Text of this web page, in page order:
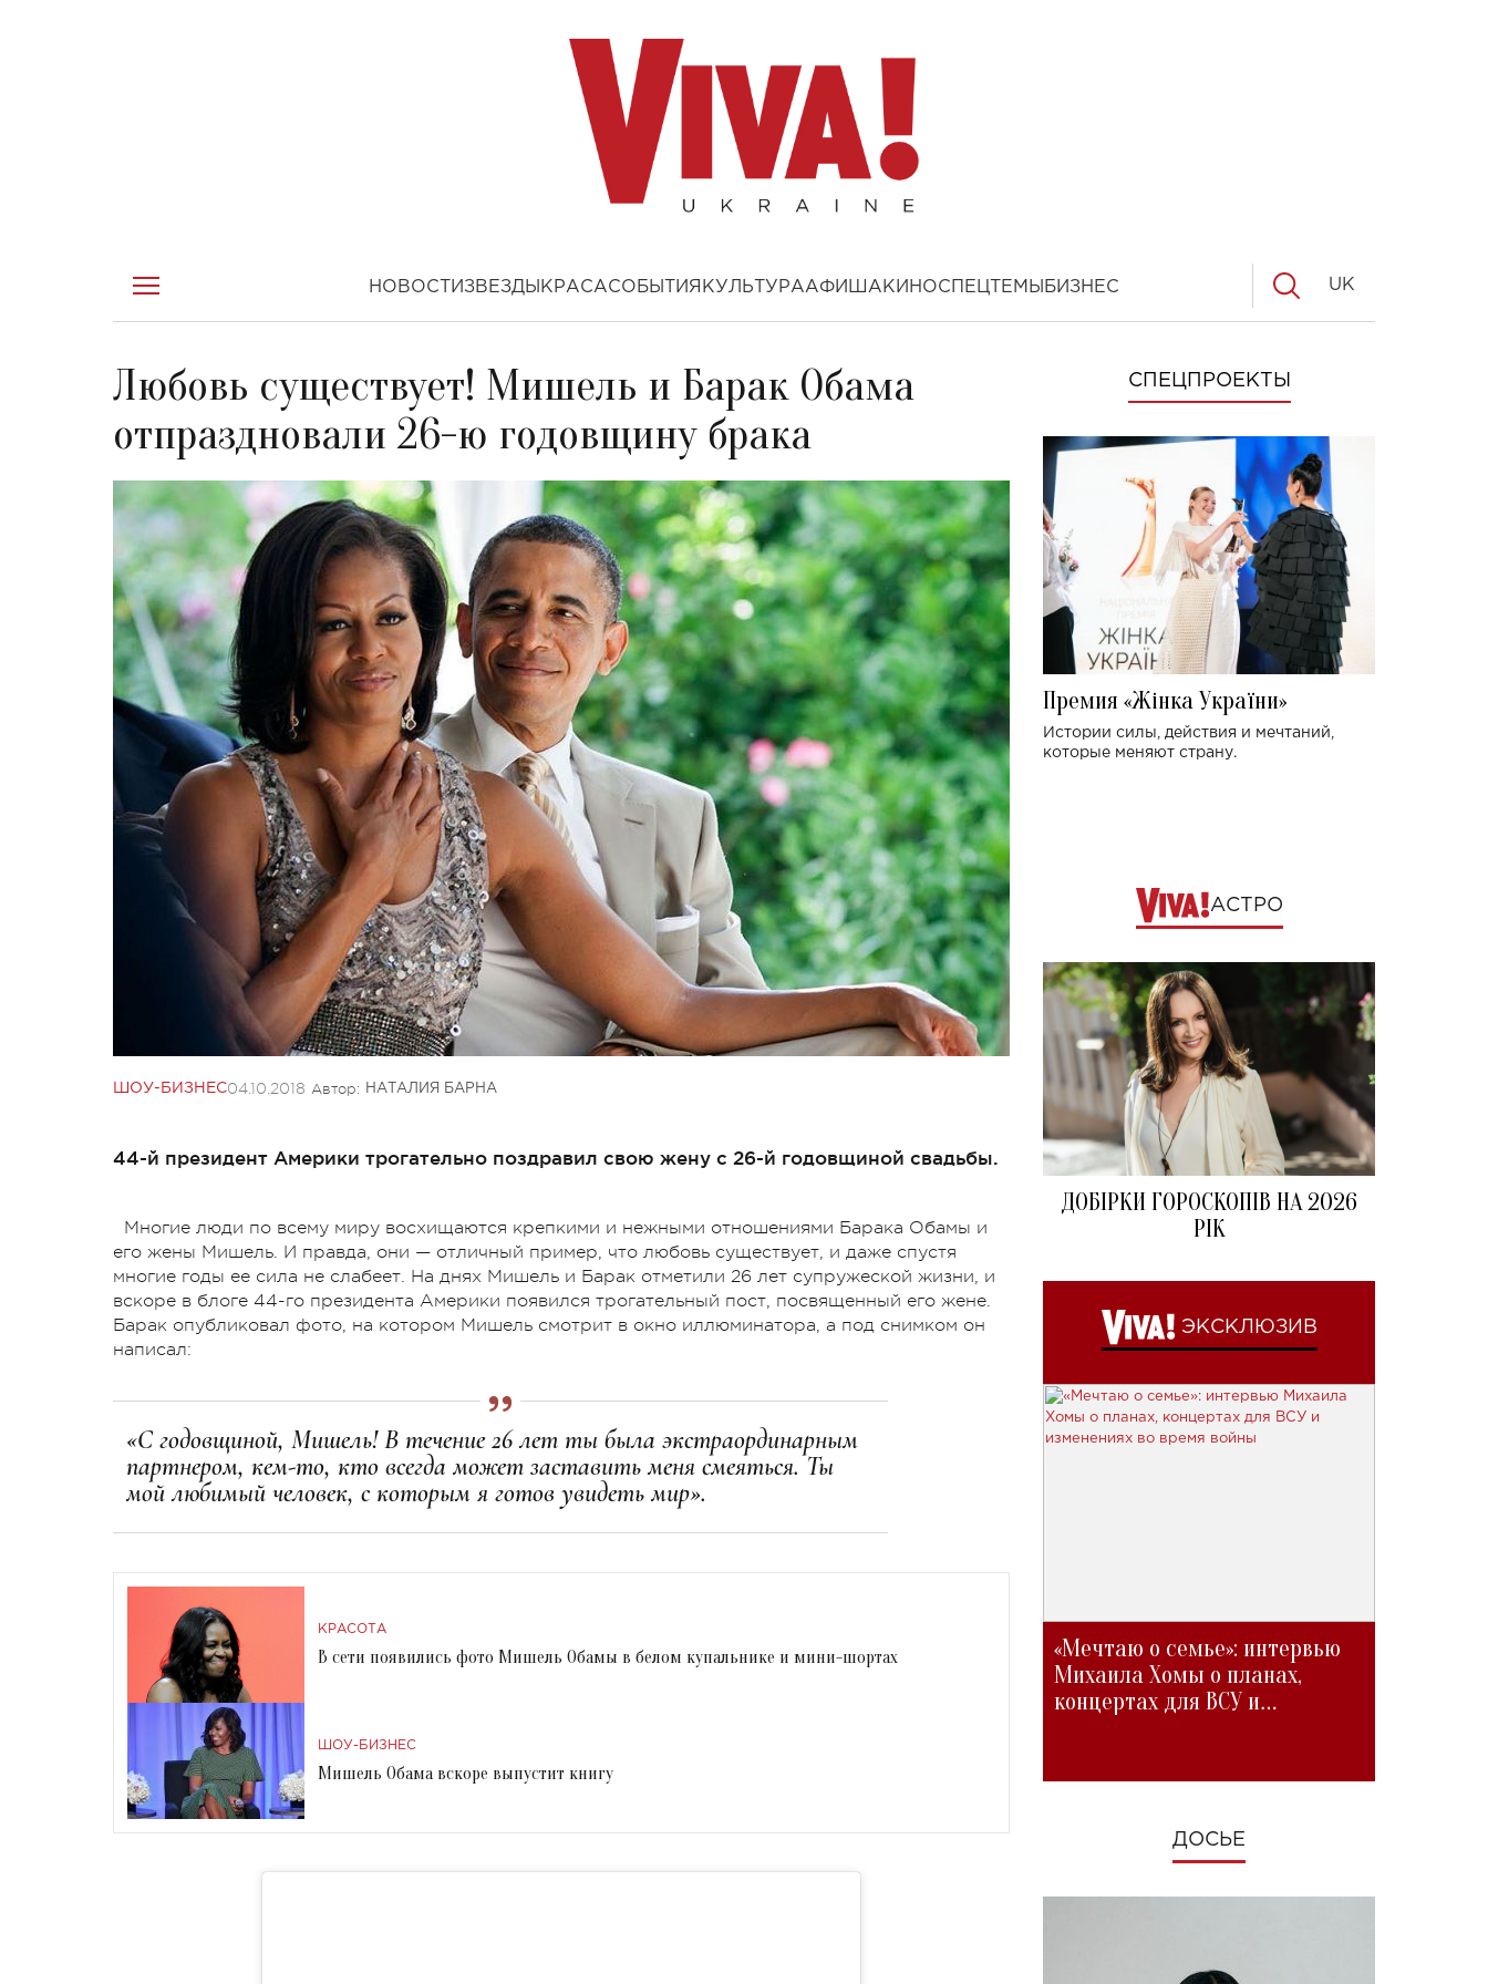
НОВОСТИ ЗВЕЗДЫ КРАСАСОБЫТИЯ КУЛЬТУРААФИША КИНОСПЕЦТЕМЫ БИЗНЕС UK
Любовь существует! Мишель и Барак Обама
отпраздновали 26-ю годовщину брака
ШОУ-БИЗНЕС04.10.2018 Автор: НАТАЛИЯ БАРНА
44-й президент Америки трогательно поздравил свою жену с 26-й годовщиной свадьбы.
Многие люди по всему миру восхищаются крепкими и нежными отношениями Барака Обамы и
его жены Мишель. И правда, они — отличный пример, что любовь существует, и даже спустя
многие годы ее сила не слабеет. На днях Мишель и Барак отметили 26 лет супружеской жизни, и
вскоре в блоге 44-го президента Америки появился трогательный пост, посвященный его жене.
Барак опубликовал фото, на котором Мишель смотрит в окно иллюминатора, а под снимком он
написал:
«С годовщиной, Мишель! В течение 26 лет ты была экстраординарным
партнером, кем-то, кто всегда может заставить меня смеяться. Ты
мой любимый человек, с которым я готов увидеть мир».
КРАСОТА
В сети появились фото Мишель Обамы в белом купальнике и мини-шортах
ШОУ-БИЗНЕС
Мишель Обама вскоре выпустит книгу
СПЕЦПРОЕКТЫ
Премия «Жінка України»
Истории силы, действия и мечтаний,
которые меняют страну.
АСТРО
ДОБІРКИ ГОРОСКОПІВ НА 2026
РІК
ЭКСКЛЮЗИВ
«Мечтаю о семье»: интервью
Михаила Хомы о планах,
концертах для ВСУ и
ДОСЬЕ